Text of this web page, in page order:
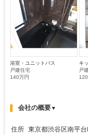
浴室・ユニットバス
戸建住宅
140万円
キ
戸
会社の概要▼
住所 東京都渋谷区南平